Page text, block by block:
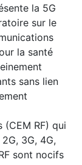
la 5G
sur le
la santé
sans lien
RF) qui
3G, 4G,
sont nocifs